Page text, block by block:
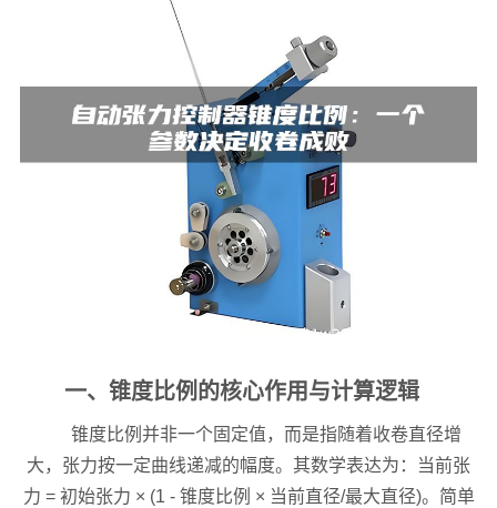
一、锥度比例的核心作用与计算逻辑
锥度比例并非一个固定值，而是指随着收卷直径增
大，张力按一定曲线递减的幅度。其数学表达为：当前张
力 = 初始张力 × (1 - 锥度比例 × 当前直径/最大直径)。简单